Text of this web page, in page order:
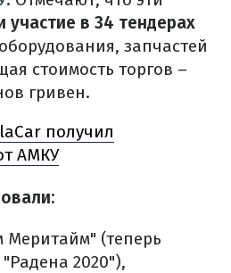
участие в 34 тендерах
запчастей
стоимость торгов –
гривен.
получил
АМКУ
(теперь
2020"),